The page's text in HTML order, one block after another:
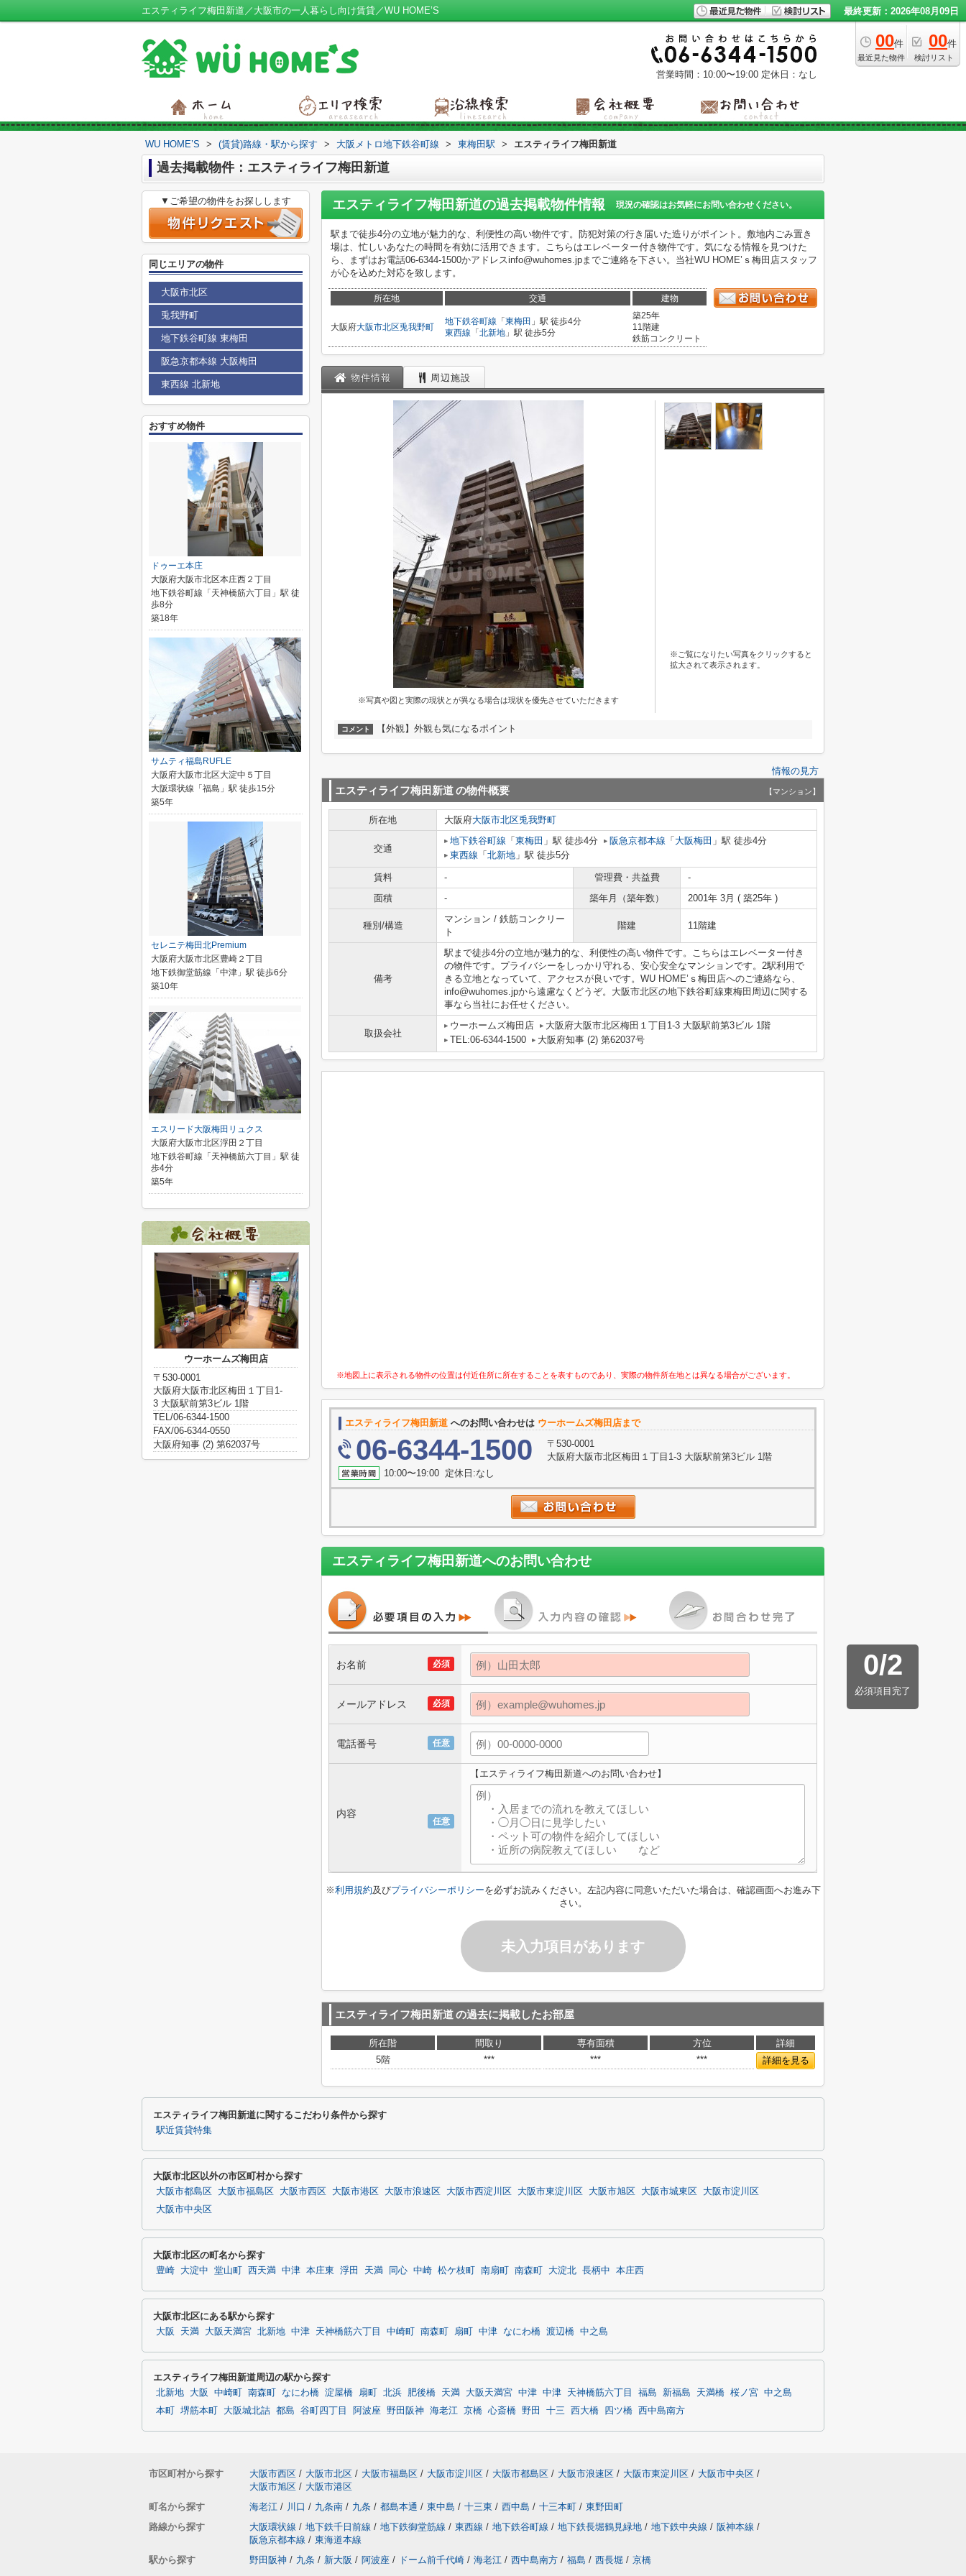
エスティライフ梅田新道／大阪市の一人暮らし向け賃貸／WU HOME’S 最終更新：2026年08月09日
00件
最近見た物件
00件
検討リスト
営業時間：10:00〜19:00 定休日：なし
WU HOME’S > (賃貸)路線・駅から探す > 大阪メトロ地下鉄谷町線 > 東梅田駅 > エスティライフ梅田新道
過去掲載物件：エスティライフ梅田新道
エスティライフ梅田新道の過去掲載物件情報 現況の確認はお気軽にお問い合わせください。
駅まで徒歩4分の立地が魅力的な、利便性の高い物件です。防犯対策の行き届いた造りがポイント。敷地内ごみ置き
場は、忙しいあなたの時間を有効に活用できます。こちらはエレベーター付き物件です。気になる情報を見つけた
ら、まずはお電話06-6344-1500かアドレスinfo@wuhomes.jpまでご連絡を下さい。当社WU HOME’ｓ梅田店スタッフ
が心を込めた対応を致します。
所在地 交通 建物
大阪府大阪市北区兎我野町
地下鉄谷町線 「 東梅田 」駅 徒歩4分
東西線 「 北新地 」駅 徒歩5分
築25年
11階建
鉄筋コンクリート
物件情報 周辺施設
※写真や図と実際の現状とが異なる場合は現状を優先させていただきます
※ご覧になりたい写真をクリックすると
拡大されて表示されます。
コメント 【外観】外観も気になるポイント
情報の見方
エスティライフ梅田新道の物件概要 【マンション】
所在地 大阪府大阪市北区兎我野町
交通
地下鉄谷町線 「 東梅田 」駅 徒歩4分 阪急京都本線 「 大阪梅田 」駅 徒歩4分
東西線 「 北新地 」駅 徒歩5分
賃料 - 管理費・共益費
-
面積
- 築年月（築年数） 2001年 3月 ( 築25年 )
種別/構造
マンション / 鉄筋コンクリー
ト
階建 11階建
備考
駅まで徒歩4分の立地が魅力的な、利便性の高い物件です。こちらはエレベーター付き
の物件です。プライバシーをしっかり守れる、安心安全なマンションです。2駅利用で
きる立地となっていて、アクセスが良いです。WU HOME’ｓ梅田店へのご連絡なら、
info@wuhomes.jpから遠慮なくどうぞ。大阪市北区の地下鉄谷町線東梅田周辺に関する
事なら当社にお任せください。
取扱会社
ウーホームズ梅田店
大阪府大阪市北区梅田１丁目1-3 大阪駅前第3ビル 1階
TEL:06-6344-1500
大阪府知事 (2) 第62037号
※地図上に表示される物件の位置は付近住所に所在することを表すものであり、実際の物件所在地とは異なる場合がございます。
エスティライフ梅田新道 へのお問い合わせは ウーホームズ梅田店まで
06-6344-1500
〒530-0001
大阪府大阪市北区梅田１丁目1-3 大阪駅前第3ビル 1階
10:00〜19:00 定休日:なし
エスティライフ梅田新道へのお問い合わせ
0/2
必須項目完了
必須
お名前
必須
メールアドレス
任意
電話番号
任意
内容
【エスティライフ梅田新道へのお問い合わせ】
※利用規約及びプライバシーポリシーを必ずお読みください。左記内容に同意いただいた場合は、確認画面へお進み下
さい。
未入力項目があります
エスティライフ梅田新道の過去に掲載したお部屋
所在階 間取り 専有面積 方位
詳細
5階
*** *** *** 詳細を見る
▼ご希望の物件をお探しします
同じエリアの物件
大阪市北区
兎我野町
地下鉄谷町線 東梅田
阪急京都本線 大阪梅田
東西線 北新地
おすすめ物件
ドゥーエ本庄
大阪府大阪市北区本庄西２丁目
地下鉄谷町線「天神橋筋六丁目」駅 徒
歩8分
築18年
サムティ福島RUFLE
大阪府大阪市北区大淀中５丁目
大阪環状線「福島」駅 徒歩15分
築5年
セレニテ梅田北Premium
大阪府大阪市北区豊崎２丁目
地下鉄御堂筋線「中津」駅 徒歩6分
築10年
エスリード大阪梅田リュクス
大阪府大阪市北区浮田２丁目
地下鉄谷町線「天神橋筋六丁目」駅 徒
歩4分
築5年
ウーホームズ梅田店
〒530-0001
大阪府大阪市北区梅田１丁目1-
3 大阪駅前第3ビル 1階
TEL/06-6344-1500
FAX/06-6344-0550
大阪府知事 (2) 第62037号
エスティライフ梅田新道に関するこだわり条件から探す
駅近賃貸特集
大阪市北区以外の市区町村から探す
大阪市都島区 大阪市福島区 大阪市西区 大阪市港区 大阪市浪速区 大阪市西淀川区 大阪市東淀川区 大阪市旭区 大阪市城東区
大阪市淀川区
大阪市中央区
大阪市北区の町名から探す
豊崎 大淀中 堂山町 西天満 中津 本庄東 浮田 天満 同心 中崎 松ケ枝町 南扇町 南森町 大淀北 長柄中 本庄西
大阪市北区にある駅から探す
大阪 天満 大阪天満宮 北新地 中津 天神橋筋六丁目 中崎町 南森町 扇町 中津 なにわ橋 渡辺橋 中之島
エスティライフ梅田新道周辺の駅から探す
北新地 大阪 中崎町 南森町 なにわ橋 淀屋橋 扇町 北浜 肥後橋 天満 大阪天満宮 中津 中津 天神橋筋六丁目 福島 新福島 天満橋 桜ノ宮 中之島
本町
堺筋本町 大阪城北詰 都島 谷町四丁目 阿波座 野田阪神 海老江 京橋 心斎橋 野田 十三 西大橋 四ツ橋 西中島南方
市区町村から探す 大阪市西区 / 大阪市北区 / 大阪市福島区 / 大阪市淀川区 / 大阪市都島区 / 大阪市浪速区 / 大阪市東淀川区 / 大阪市中央区 /
大阪市旭区 / 大阪市港区
町名から探す
海老江 / 川口 / 九条南 / 九条 / 都島本通 / 東中島 / 十三東 / 西中島 / 十三本町 / 東野田町
路線から探す
大阪環状線 / 地下鉄千日前線 / 地下鉄御堂筋線 / 東西線 / 地下鉄谷町線 / 地下鉄長堀鶴見緑地 / 地下鉄中央線 / 阪神本線 /
阪急京都本線 / 東海道本線
駅から探す
野田阪神 / 九条 / 新大阪 / 阿波座 / ドーム前千代崎 / 海老江 / 西中島南方 / 福島 / 西長堀 / 京橋